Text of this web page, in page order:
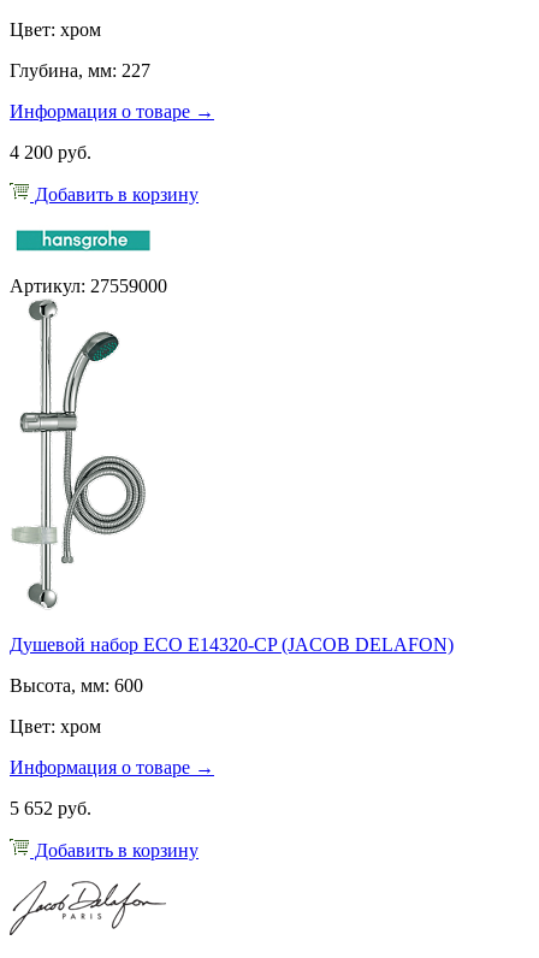
Цвет: хром
Глубина, мм: 227
Информация о товаре →
4 200 руб.
Добавить в корзину
Артикул: 27559000
Душевой набор ECO E14320-CP (JACOB DELAFON)
Высота, мм: 600
Цвет: хром
Информация о товаре →
5 652 руб.
Добавить в корзину